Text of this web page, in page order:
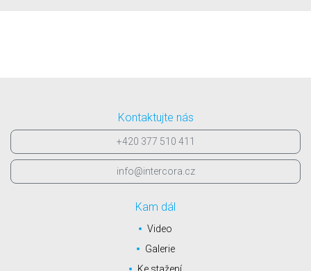
Kontaktujte nás
+420 377 510 411
info@intercora.cz
Kam dál
Video
Galerie
Ke stažení